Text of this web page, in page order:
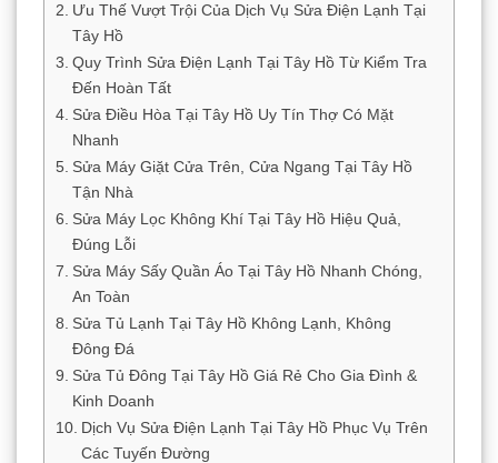
Ưu Thế Vượt Trội Của Dịch Vụ Sửa Điện Lạnh Tại
Tây Hồ
Quy Trình Sửa Điện Lạnh Tại Tây Hồ Từ Kiểm Tra
Đến Hoàn Tất
Sửa Điều Hòa Tại Tây Hồ Uy Tín Thợ Có Mặt
Nhanh
Sửa Máy Giặt Cửa Trên, Cửa Ngang Tại Tây Hồ
Tận Nhà
Sửa Máy Lọc Không Khí Tại Tây Hồ Hiệu Quả,
Đúng Lỗi
Sửa Máy Sấy Quần Áo Tại Tây Hồ Nhanh Chóng,
An Toàn
Sửa Tủ Lạnh Tại Tây Hồ Không Lạnh, Không
Đông Đá
Sửa Tủ Đông Tại Tây Hồ Giá Rẻ Cho Gia Đình &
Kinh Doanh
Dịch Vụ Sửa Điện Lạnh Tại Tây Hồ Phục Vụ Trên
Các Tuyến Đường